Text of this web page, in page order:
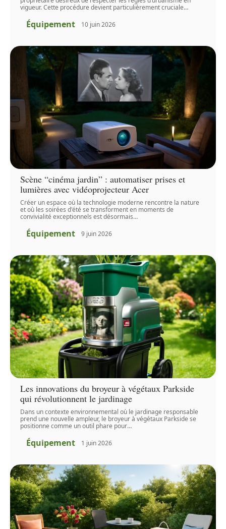
vigueur. Cette procédure devient particulièrement cruciale…
Équipement 10 juin 2026
Scène “cinéma jardin” : automatiser prises et
lumières avec vidéoprojecteur Acer
Créer un espace où la technologie moderne rencontre la nature
et où les soirées d'été se transforment en moments de
convivialité exceptionnels est désormais…
Équipement 9 juin 2026
Les innovations du broyeur à végétaux Parkside
qui révolutionnent le jardinage
Dans un contexte environnemental où le jardinage responsable
prend une nouvelle ampleur, le broyeur à végétaux Parkside se
positionne comme un outil phare pour…
Équipement 1 juin 2026